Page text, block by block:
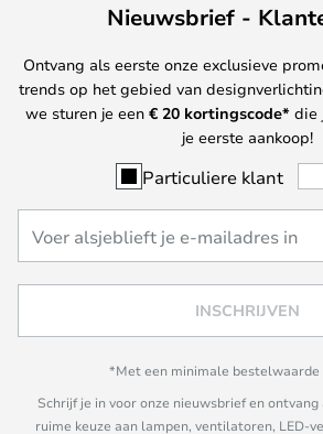
Nieuwsbrief -
Ontvang als eerste onze exclusieve
trends op het gebied van
we sturen je een € 20 kortingscode* die
je eerste aankoop!
Particuliere klant
INSCHRIJVEN
*Met een minimale bestelwaarde
Schrijf je in voor onze nieuwsbrief en ontvang
ruime keuze aan lampen, ventilatoren, LED-